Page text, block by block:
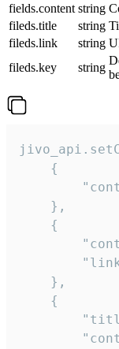
fields.content string
fileds.title
string
fileds.link
string
fileds.key
string
    {
    },
    {
    },
    {